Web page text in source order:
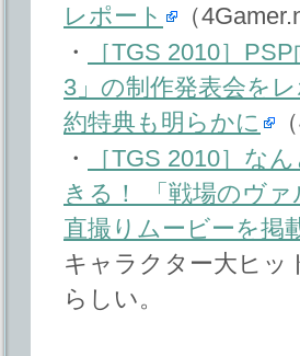
レポート
（
・
［TGS 2010］
3」の制作発表会を
約特典も明らかに
・
［TGS 2010］な
きる！ 「戦場のヴ
直撮りムービーを掲
キャラクター大ヒッ
らしい。